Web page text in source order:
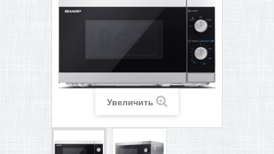
БОНУСНАЯ ПРОГРАММА
Увеличить